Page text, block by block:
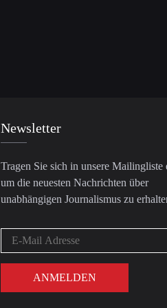
Newsletter
Tragen Sie sich in unsere Mailingliste
um die neuesten Nachrichten über
unabhängigen Journalismus zu